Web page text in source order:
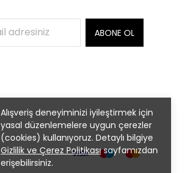
Alışveriş deneyiminizi iyileştirmek için
yasal düzenlemelere uygun çerezler
(cookies) kullanıyoruz. Detaylı bilgiye
Gizlilik ve Çerez Politikasısayfamızdan
erişebilirsiniz.
ABONE OL